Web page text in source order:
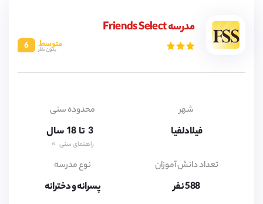
مدرسه Friends Select
متوسط
بدون نظر 6
شهر
فیلادلفیا
محدوده سنی
4,
6,
7,
8,
9,
تا
12,
16,
18سال
راهنمای سنی
تعداد دانش آموزان
588 نفر
نوع مدرسه
پسرانه و دخترانه